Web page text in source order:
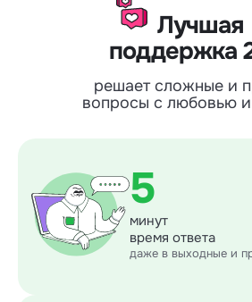
Лучшая
поддержка
решает сложные и
вопросы с любовью и
5
минут
время ответа
даже в выходные и